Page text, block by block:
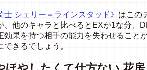
士 シェリー＝ラインスタッド》 はこの
、他のキャラと比べるとEXが1な分、
効果を持つ相手の能力を失わせること
きるでしょう。